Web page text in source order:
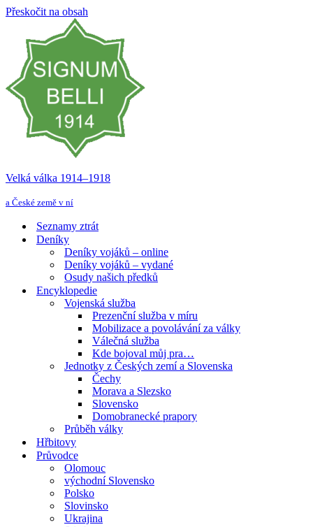
Přeskočit na obsah
Velká válka 1914–⁠⁠⁠⁠⁠⁠1918
a České země v ní
Seznamy ztrát
Deníky
Deníky vojáků – online
Deníky vojáků – vydané
Osudy našich předků
Encyklopedie
Vojenská služba
Prezenční služba v míru
Mobilizace a povolávání za války
Válečná služba
Kde bojoval můj pra…
Jednotky z Českých zemí a Slovenska
Čechy
Morava a Slezsko
Slovensko
Domobranecké prapory
Průběh války
Hřbitovy
Průvodce
Olomouc
východní Slovensko
Polsko
Slovinsko
Ukrajina